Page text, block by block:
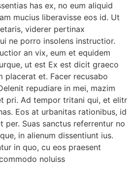
has ex, no eum aliquid
mucius liberavisse eos id. Ut
viderer pertinax
ne porro insolens instructior.
an vix, eum et equidem
ut est Ex est dicit graeco
placerat et. Facer recusabo
repudiare in mei, mazim
pri. Ad tempor tritani qui, et elitr
Eos at urbanitas rationibus, id
per. Suas sanctus referrentur no
in alienum dissentiunt ius.
in quo, cu eos praesent
noluiss